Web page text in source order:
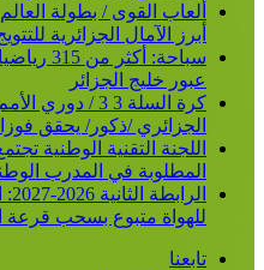
أبرز الآمال الجزائرية
سباحة:
عبور خليج الجزائر
الجزائري /ذكور/ يحقق
اللجنة التقنية الوطنية
المطلوبة في المدرب
للهواة متبوع بسحب قرعة
تابعنا